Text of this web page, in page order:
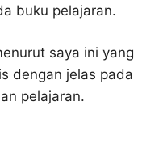
buku pelajaran.
saya ini yang
dengan jelas pada
pelajaran.